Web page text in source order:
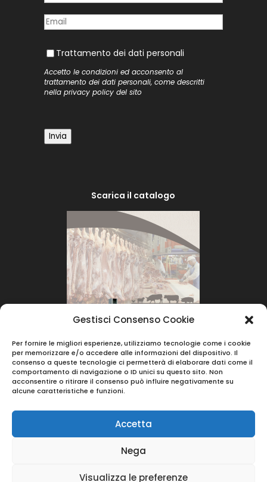
Gestisci Consenso Cookie
Per fornire le migliori esperienze, utilizziamo tecnologie come i cookie
per memorizzare e/o accedere alle informazioni del dispositivo. Il
consenso a queste tecnologie ci permetterà di elaborare dati come il
comportamento di navigazione o ID unici su questo sito. Non
acconsentire o ritirare il consenso può influire negativamente su
alcune caratteristiche e funzioni.
Accetta
Nega
Visualizza le preferenze
Posta elettronica
Trattamento dei dati personali
Trattamento dei dati personali
Accetto le condizioni ed acconsento al
trattamento dei dati personali, come descritti
nella privacy policydel sito
Invia
Scarica il catalogo
Berera Srl- Via Vincenzo Monti 39 -